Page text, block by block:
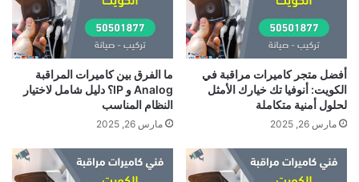
أفضل متجر كاميرات مراقبة في
الكويت: أنوفيا تك خيارك الأمثل
لحلول أمنية متكاملة
مارس 26, 2025
ما الفرق بين كاميرات المراقبة
Analog و IP؟ دليل شامل لاختيار
النظام المناسب
مارس 26, 2025